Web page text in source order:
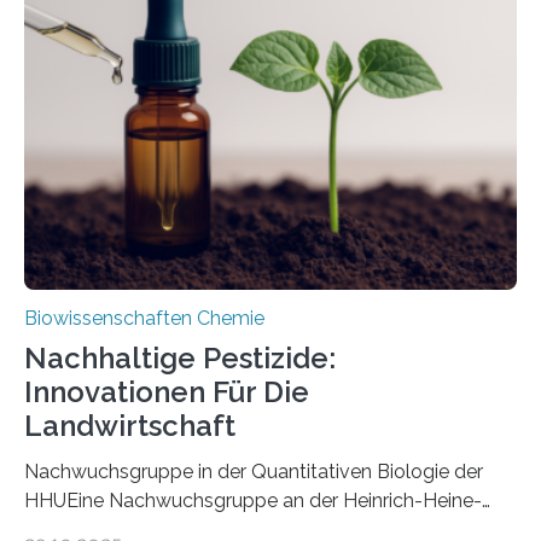
ausgezeichnetem Zustand erhalten. Es konnte als neue
Art einer neuen Gattung beschrieben werden und trägt
nun den Namen Cretosabethes primaevus. Dieser erste
fossile Nachweis einer Stechmückenlarve in Bernstein
stellt gleichzeitig den ersten Fossilfund einer
Mückenlarve aus dem Mesozoikum dar, denn…
Biowissenschaften Chemie
Nachhaltige Pestizide:
Innovationen Für Die
Landwirtschaft
Nachwuchsgruppe in der Quantitativen Biologie der
HHUEine Nachwuchsgruppe an der Heinrich-Heine-